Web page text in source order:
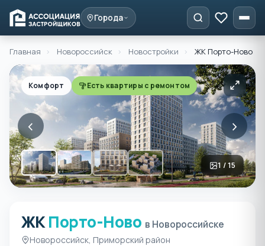
Города
Главная › Новороссийск › Новостройки › ЖК Порто-Ново
Комфорт Есть квартиры с ремонтом
‹ ›
1 / 15
ЖК Порто-Ново в
ЖКПорто-Ново в Новороссийске
Новороссийск, Приморский район